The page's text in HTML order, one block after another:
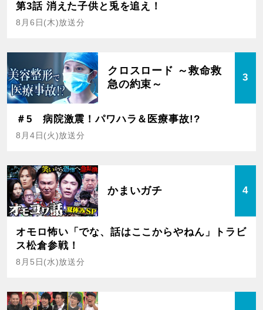
第3話 消えた子供と兎を追え！
8月6日(木)放送分
クロスロード ～救命救
急の約束～
3
＃5 病院激震！パワハラ＆医療事故!?
8月4日(火)放送分
かまいガチ 4
オモロ怖い「でな、話はここからやねん」トラビ
ス松倉参戦！
8月5日(水)放送分